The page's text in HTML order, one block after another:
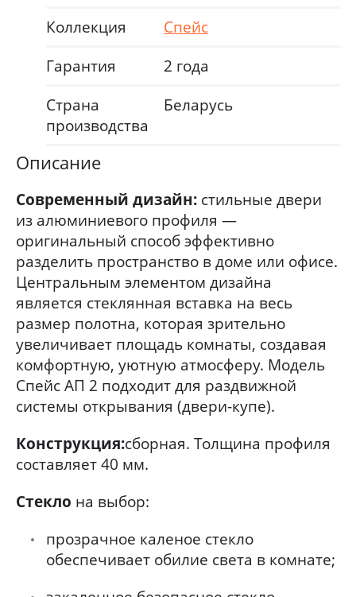
Коллекция
Спейс
Гарантия
2 года
Страна
производства
Беларусь
Описание
Современный дизайн: стильные двери
из алюминиевого профиля —
оригинальный способ эффективно
разделить пространство в доме или офисе.
Центральным элементом дизайна
является стеклянная вставка на весь
размер полотна, которая зрительно
увеличивает площадь комнаты, создавая
комфортную, уютную атмосферу. Модель
Спейс АП 2 подходит для раздвижной
системы открывания (двери-купе).
Конструкция:сборная. Толщина профиля
составляет 40 мм.
Стекло на выбор:
прозрачное каленое стекло
обеспечивает обилие света в комнате;